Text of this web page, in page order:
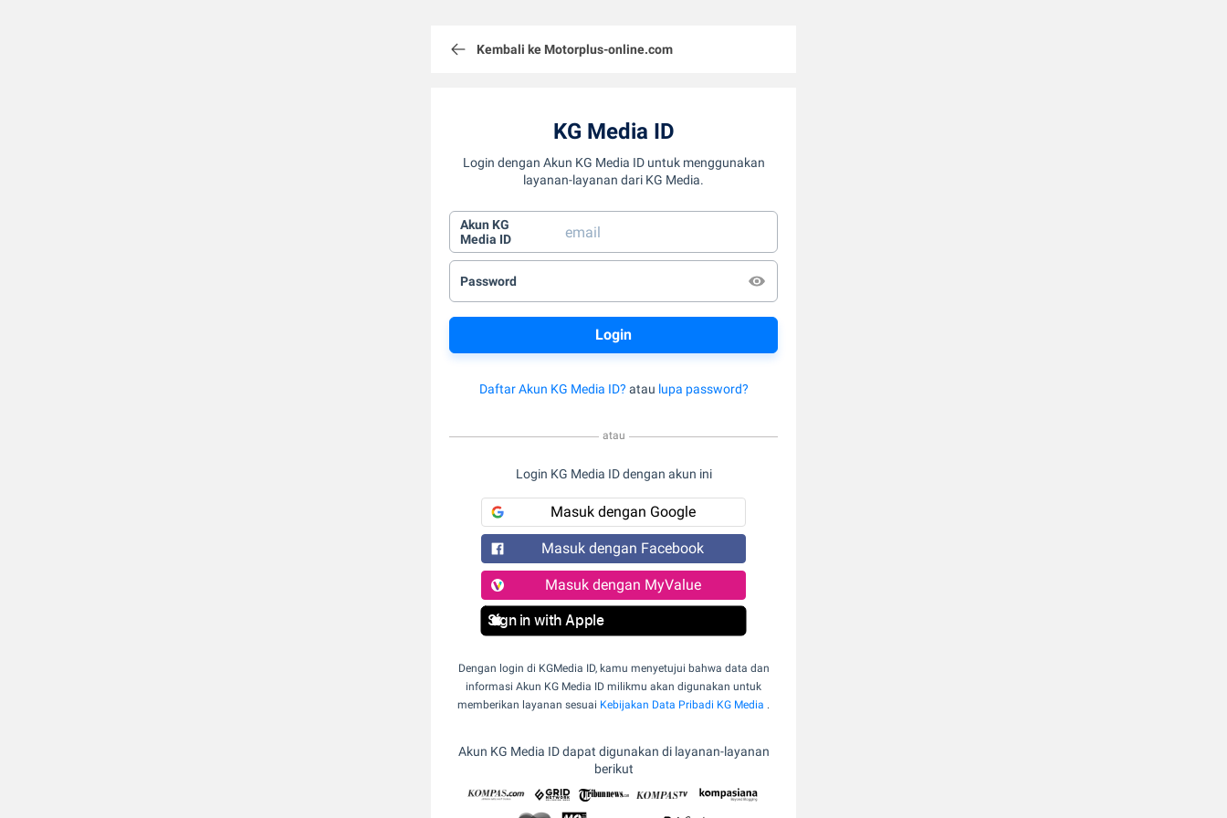
Kembali ke Motorplus-online.com
KG Media ID
Login dengan Akun KG Media ID untuk menggunakan
layanan-layanan dari KG Media.
Akun KG
Media ID
Password
Daftar Akun KG Media ID? atau lupa password?
atau
Login KG Media ID dengan akun ini
Masuk dengan Google
Masuk dengan Facebook
Masuk dengan MyValue
Sign in with Apple
Dengan login di KGMedia ID, kamu menyetujui bahwa data dan
informasi Akun KG Media ID milikmu akan digunakan untuk
memberikan layanan sesuai Kebijakan Data Pribadi KG Media .
Akun KG Media ID dapat digunakan di layanan-layanan
berikut